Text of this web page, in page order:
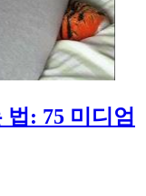
: 75 미디엄